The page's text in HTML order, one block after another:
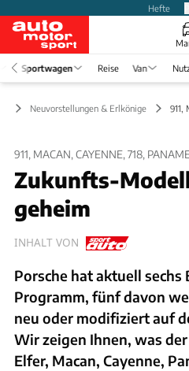
Hefte
Sportwagen Reise Van
Neuvorstellungen & Erlkönige 911,
911, MACAN, CAYENNE, 718,
Zukunfts-
geheim
INHALT VON
Porsche hat aktuell sechs
Programm, fünf davon
neu oder modifiziert auf
Wir zeigen Ihnen, was
Elfer, Macan, Cayenne,